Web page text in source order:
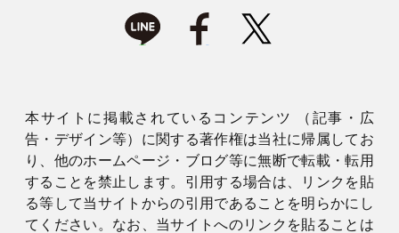
本サイトに掲載されているコンテンツ （記事・広
告・デザイン等）に関する著作権は当社に帰属してお
り、他のホームページ・ブログ等に無断で転載・転用
することを禁止します。引用する場合は、リンクを貼
る等して当サイトからの引用であることを明らかにし
てください。なお、当サイトへのリンクを貼ることは